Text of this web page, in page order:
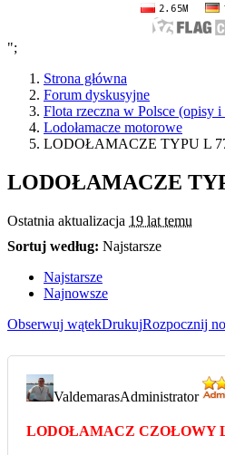
";
Strona główna
Forum dyskusyjne
Flota rzeczna w Polsce (opisy
Lodołamacze motorowe
LODOŁAMACZE TYPU L
LODOŁAMACZE
Ostatnia aktualizacja 19 lat temu
Sortuj według: Najstarsze
Najstarsze
Najnowsze
Obserwuj wątekDrukujRozpocznij
ValdemarasAdministrator
LODOŁAMACZ CZOŁOWY